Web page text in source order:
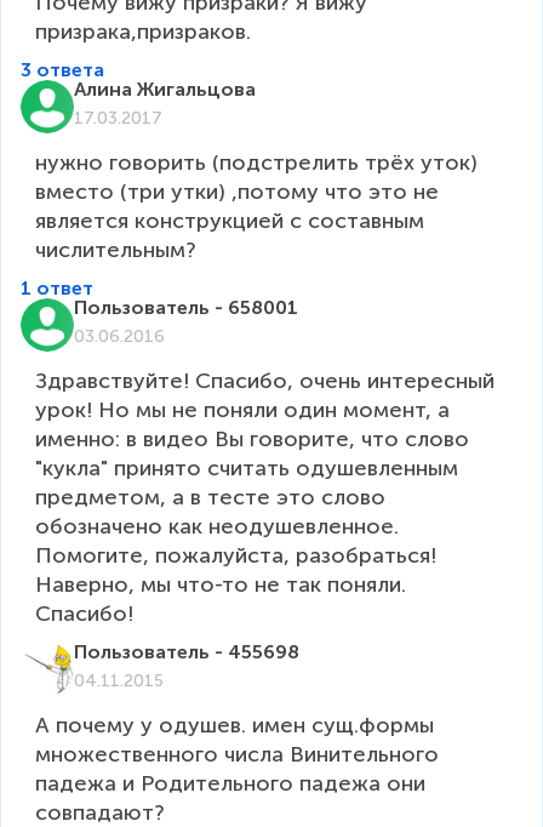
призрака,призраков.
3 ответа
Алина Жигальцова
17.03.2017
нужно говорить (подстрелить трёх уток)
вместо (три утки) ,потому что это не
является конструкцией с составным
числительным?
1 ответ
Пользователь - 658001
03.06.2016
Здравствуйте! Спасибо, очень интересный
урок! Но мы не поняли один момент, а
именно: в видео Вы говорите, что слово
"кукла" принято считать одушевленным
предметом, а в тесте это слово
обозначено как неодушевленное.
Помогите, пожалуйста, разобраться!
Наверно, мы что-то не так поняли.
Спасибо!
Пользователь - 455698
04.11.2015
А почему у одушев. имен сущ.формы
множественного числа Винительного
падежа и Родительного падежа они